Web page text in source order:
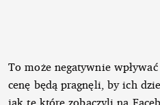
To może negatywnie
cenę będą pragnęli, by ich